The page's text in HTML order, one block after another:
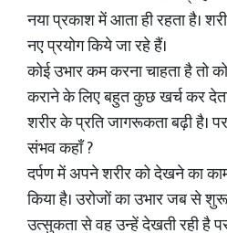
नया प्रकाश में आता ही रहता है।
नए प्रयोग किये जा रहे हैं।
कोई उभार कम करना चाहता है तो
कराने के लिए बहुत कुछ खर्च कर
शरीर के प्रति जागरूकता बढ़ी है।
संभव कहाँ ?
दर्पण में अपने शरीर को देखने का
किया है। उरोजों का उभार जब से
उत्सुकता से वह उन्हें देखती रही